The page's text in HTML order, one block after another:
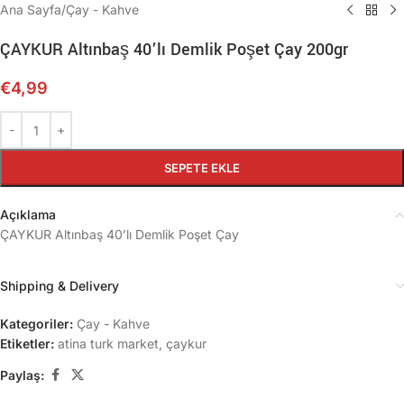
Ana Sayfa/Çay - Kahve
ÇAYKUR Altınbaş 40’lı Demlik Poşet Çay 200gr
€4,99
SEPETE EKLE
Açıklama
ÇAYKUR Altınbaş 40’lı Demlik Poşet Çay
Shipping & Delivery
Kategoriler: Çay - Kahve
Etiketler: atina turk market çaykur
Paylaş: